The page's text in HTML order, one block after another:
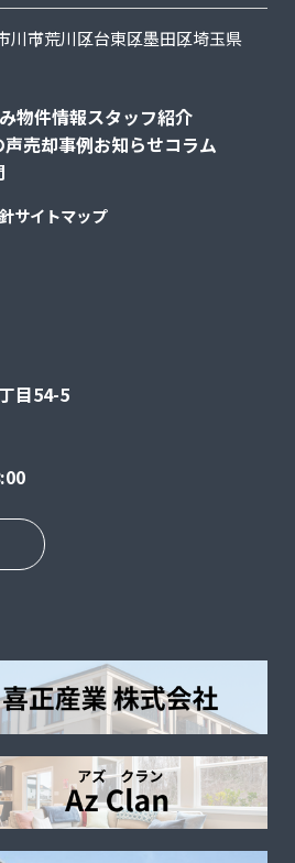
川市荒川区台東区墨田区埼玉県
物件情報スタッフ紹介
声売却事例お知らせコラム
サイトマップ
目54-5